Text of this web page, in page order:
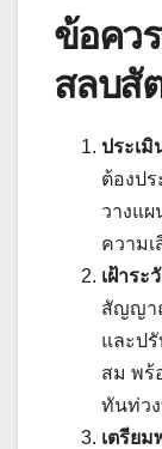
ข้อคว
สลบสั
ประเ
ต้องป
วางแผ
ความเ
เฝ้าระ
สัญญา
และป
สม พร้
ทันท่ว
เตรีย